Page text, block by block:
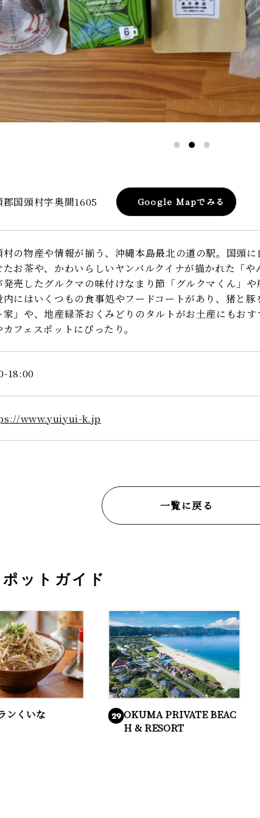
郡国頭村字奥間1605 Google Mapでみる
村の物産や情報が揃う、沖縄本島最北の道の駅。国頭
たお茶や、かわいらしいヤンバルクイナが描かれた「
発売したグルクマの味付けなまり節「グルクマくん」
内にはいくつもの食事処やフードコートがあり、猪と
家」や、地産緑茶おくみどりのタルトがお土産にもお
カフェスポットにぴったり。
18:00
www.yuiyui-k.jp
一覧に戻る
ットガイド
ンくいな 29 OKUMA PRIVATE BEAC
H & RESORT